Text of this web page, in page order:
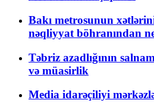
Bakı metrosunun
nəqliyyat böhranından
Təbriz azadlığının
və müasirlik
Media idarəçiliyi